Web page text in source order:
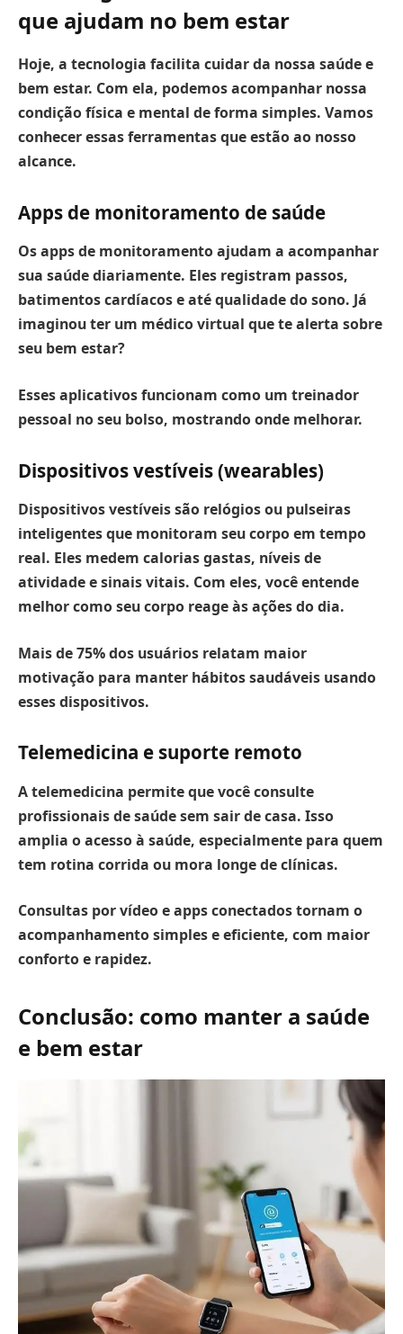
que ajudam no bem estar
Hoje, a tecnologia facilita cuidar da nossa saúde e
bem estar. Com ela, podemos acompanhar nossa
condição física e mental de forma simples. Vamos
conhecer essas ferramentas que estão ao nosso
alcance.
Apps de monitoramento de saúde
Os apps de monitoramento ajudam a acompanhar
sua saúde diariamente. Eles registram passos,
batimentos cardíacos e até qualidade do sono. Já
imaginou ter um médico virtual que te alerta sobre
seu bem estar?
Esses aplicativos funcionam como um treinador
pessoal no seu bolso, mostrando onde melhorar.
Dispositivos vestíveis (wearables)
Dispositivos vestíveis são relógios ou pulseiras
inteligentes que monitoram seu corpo em tempo
real. Eles medem calorias gastas, níveis de
atividade e sinais vitais. Com eles, você entende
melhor como seu corpo reage às ações do dia.
Mais de75% dos usuários relatam maior
motivação para manter hábitos saudáveis usando
esses dispositivos.
Telemedicina e suporte remoto
A telemedicina permite que você consulte
profissionais de saúde sem sair de casa. Isso
amplia o acesso à saúde, especialmente para quem
tem rotina corrida ou mora longe de clínicas.
Consultas por vídeo e apps conectados tornam o
acompanhamento simples e eficiente, com maior
conforto e rapidez.
Conclusão: como manter a saúde
e bem estar